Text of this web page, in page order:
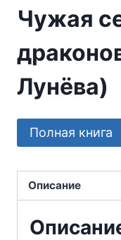
Чужая
Лунёва)
Полная книга
Описание